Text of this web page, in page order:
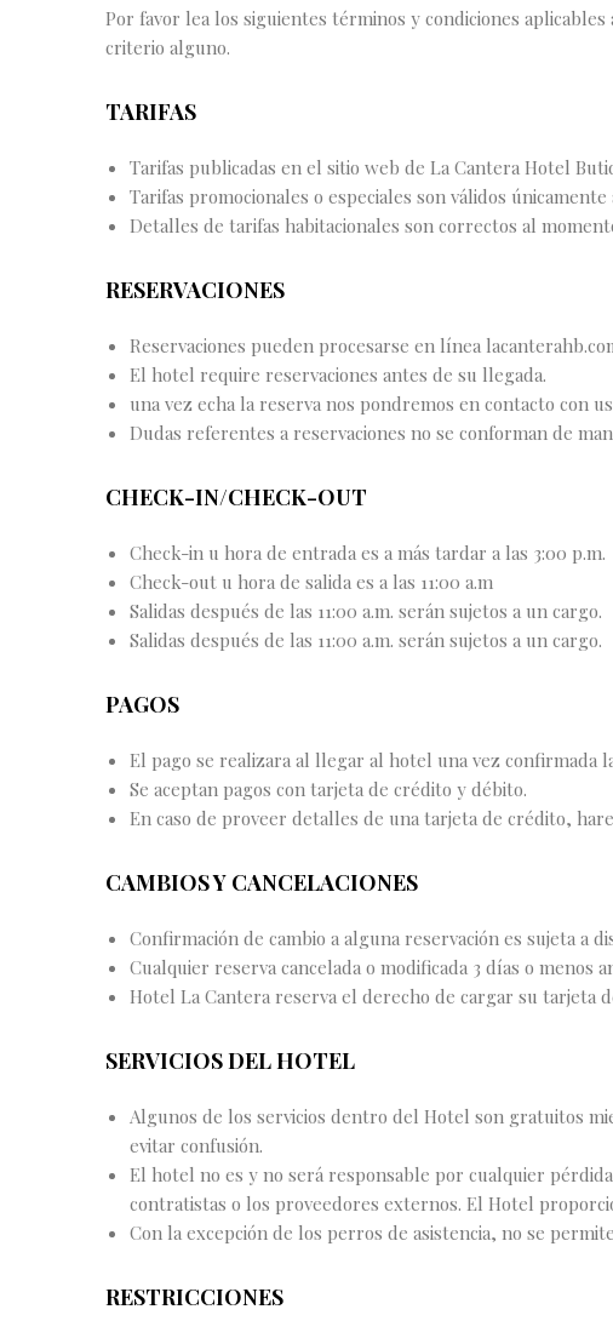
Por favor lea los siguientes términos y condiciones
criterio alguno.
TARIFAS
Tarifas publicadas en el sitio web de La Cantera Hotel
Tarifas promocionales o especiales son válidos
Detalles de tarifas habitacionales son correctos al
RESERVACIONES
Reservaciones pueden procesarse en línea
El hotel require reservaciones antes de su llegada.
una vez echa la reserva nos pondremos en contacto con
Dudas referentes a reservaciones no se conforman de
CHECK-IN/CHECK-OUT
Check-in u hora de entrada es a más tardar a las 3:00 p.m.
Check-out u hora de salida es a las 11:00 a.m
Salidas después de las 11:00 a.m. serán sujetos a un cargo.
Salidas después de las 11:00 a.m. serán sujetos a un cargo.
PAGOS
El pago se realizara al llegar al hotel una vez confirmada
Se aceptan pagos con tarjeta de crédito y débito.
En caso de proveer detalles de una tarjeta de crédito,
CAMBIOS Y CANCELACIONES
Confirmación de cambio a alguna reservación es sujeta a
Cualquier reserva cancelada o modificada 3 días o menos
Hotel La Cantera reserva el derecho de cargar su tarjeta
SERVICIOS DEL HOTEL
Algunos de los servicios dentro del Hotel son gratuitos
evitar confusión.
El hotel no es y no será responsable por cualquier
contratistas o los proveedores externos. El Hotel
Con la excepción de los perros de asistencia, no se
RESTRICCIONES